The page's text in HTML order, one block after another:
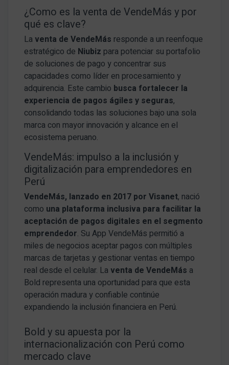
¿Como es la venta de VendeMás y por
qué es clave?
La venta de VendeMás responde a un reenfoque
estratégico de Niubiz para potenciar su portafolio
de soluciones de pago y concentrar sus
capacidades como líder en procesamiento y
adquirencia. Este cambio busca fortalecer la
experiencia de pagos ágiles y seguras,
consolidando todas las soluciones bajo una sola
marca con mayor innovación y alcance en el
ecosistema peruano.
VendeMás: impulso a la inclusión y
digitalización para emprendedores en
Perú
VendeMás, lanzado en 2017 por Visanet, nació
como una plataforma inclusiva para facilitar la
aceptación de pagos digitales en el segmento
emprendedor. Su App VendeMás permitió a
miles de negocios aceptar pagos con múltiples
marcas de tarjetas y gestionar ventas en tiempo
real desde el celular. La venta de VendeMás a
Bold representa una oportunidad para que esta
operación madura y confiable continúe
expandiendo la inclusión financiera en Perú.
Bold y su apuesta por la
internacionalización con Perú como
mercado clave